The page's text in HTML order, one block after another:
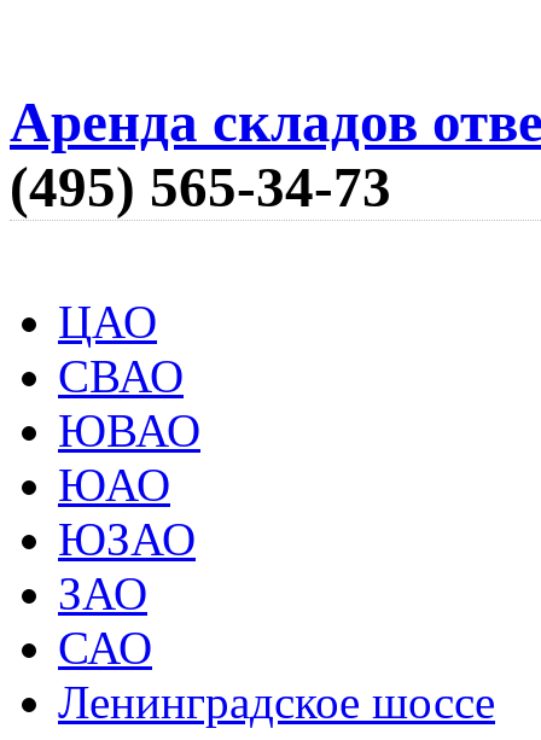
Аренда складов
(495) 565-34-73
ЦАО
СВАО
ЮВАО
ЮАО
ЮЗАО
ЗАО
САО
Ленинградское шоссе